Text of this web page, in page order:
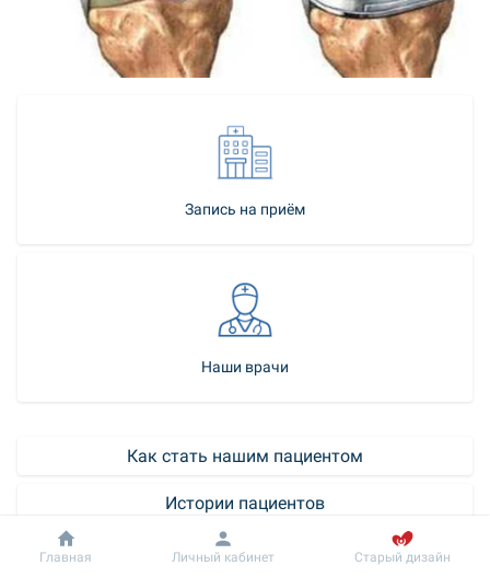
Запись на приём
Наши врачи
Как стать нашим пациентом
Истории пациентов
Контакт-центр
Добробут Информация
Главная Личный кабинет Старый дизайн